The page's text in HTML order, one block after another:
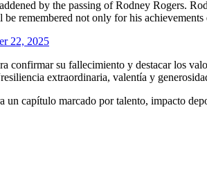
by the passing of Rodney Rogers.
remembered not only for his
22, 2025
confirmar su fallecimiento y destacar los
extraordinaria, valentía y
un capítulo marcado por talento, impacto